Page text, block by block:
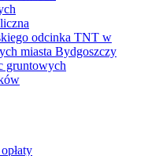
odcinka TNT w
miasta Bydgoszczy
gruntowych